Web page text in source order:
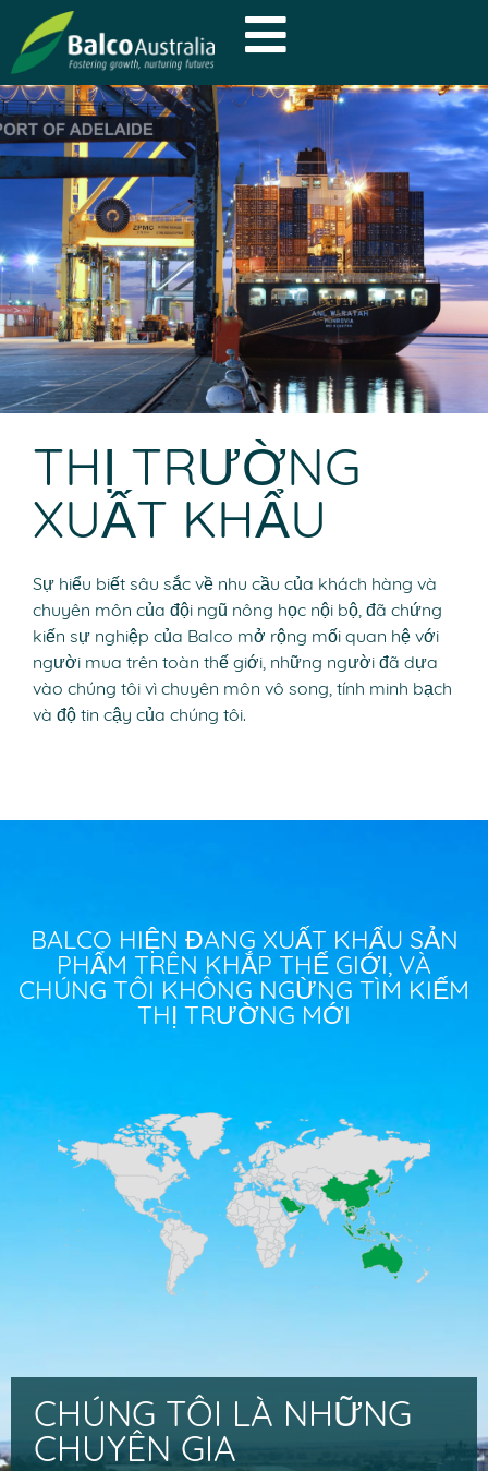
THỊ TRƯỜNG
XUẤT KHẨU
Sự hiểu biết sâu sắc về nhu cầu của khách hàng và
chuyên môn của đội ngũ nông học nội bộ, đã chứng
kiến sự nghiệp của Balco mở rộng mối quan hệ với
người mua trên toàn thế giới, những người đã dựa
vào chúng tôi vì chuyên môn vô song, tính minh bạch
và độ tin cậy của chúng tôi.
BALCO HIỆN ĐANG XUẤT KHẨU SẢN
PHẨM TRÊN KHẮP THẾ GIỚI, VÀ
CHÚNG TÔI KHÔNG NGỪNG TÌM KIẾM
THỊ TRƯỜNG MỚI
CHÚNG TÔI LÀ NHỮNG
CHUYÊN GIA